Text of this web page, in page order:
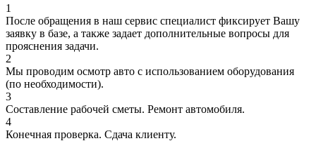
1
После обращения в наш сервис специалист фиксирует Вашу
заявку в базе, а также задает дополнительные вопросы для
прояснения задачи.
2
Мы проводим осмотр авто с использованием оборудования
(по необходимости).
3
Составление рабочей сметы. Ремонт автомобиля.
4
Конечная проверка. Сдача клиенту.